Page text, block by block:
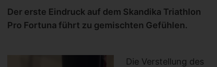
Der erste Eindruck auf dem Skandika Triathlon
Pro Fortuna führt zu gemischten Gefühlen.
Die Verstellung des